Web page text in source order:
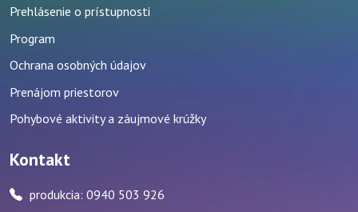
Prehlásenie o prístupnosti
Program
Ochrana osobných údajov
Prenájom priestorov
Pohybové aktivity a záujmové krúžky
Kontakt
produkcia: 0940 503 926